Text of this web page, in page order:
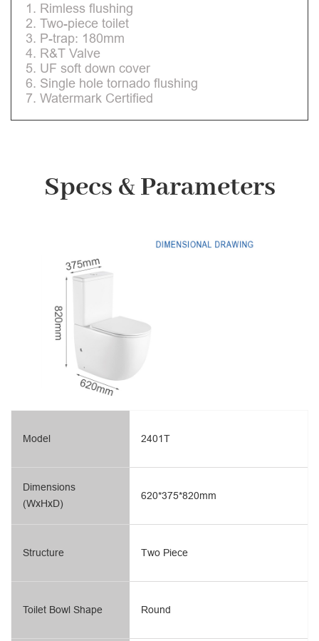
1. Rimless flushing
2. Two-piece toilet
3. P-trap: 180mm
4. R&T Valve
5. UF soft down cover
6. Single hole tornado flushing
7. Watermark Certified
Specs & Parameters
Model
Dimensions
(WxHxD)
Structure
Toilet Bowl Shape
2401T
620*375*820mm
Two Piece
Round